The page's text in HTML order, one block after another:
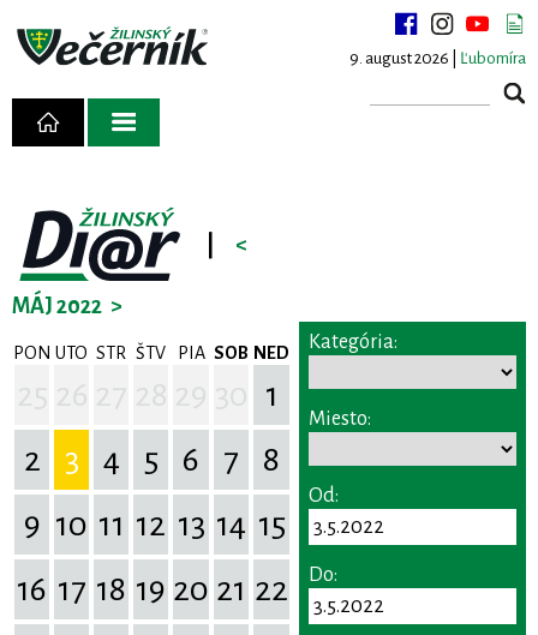
9. august 2026 | Ľubomíra
<
MÁJ 2022 >
PON UTO STR ŠTV PIA SOB NED
1
2
3 4 5 6 7
8
9 10 11 12 13 14 15
16 17 18 19 20 21 22
Kategória:
Miesto:
Od:
Do: